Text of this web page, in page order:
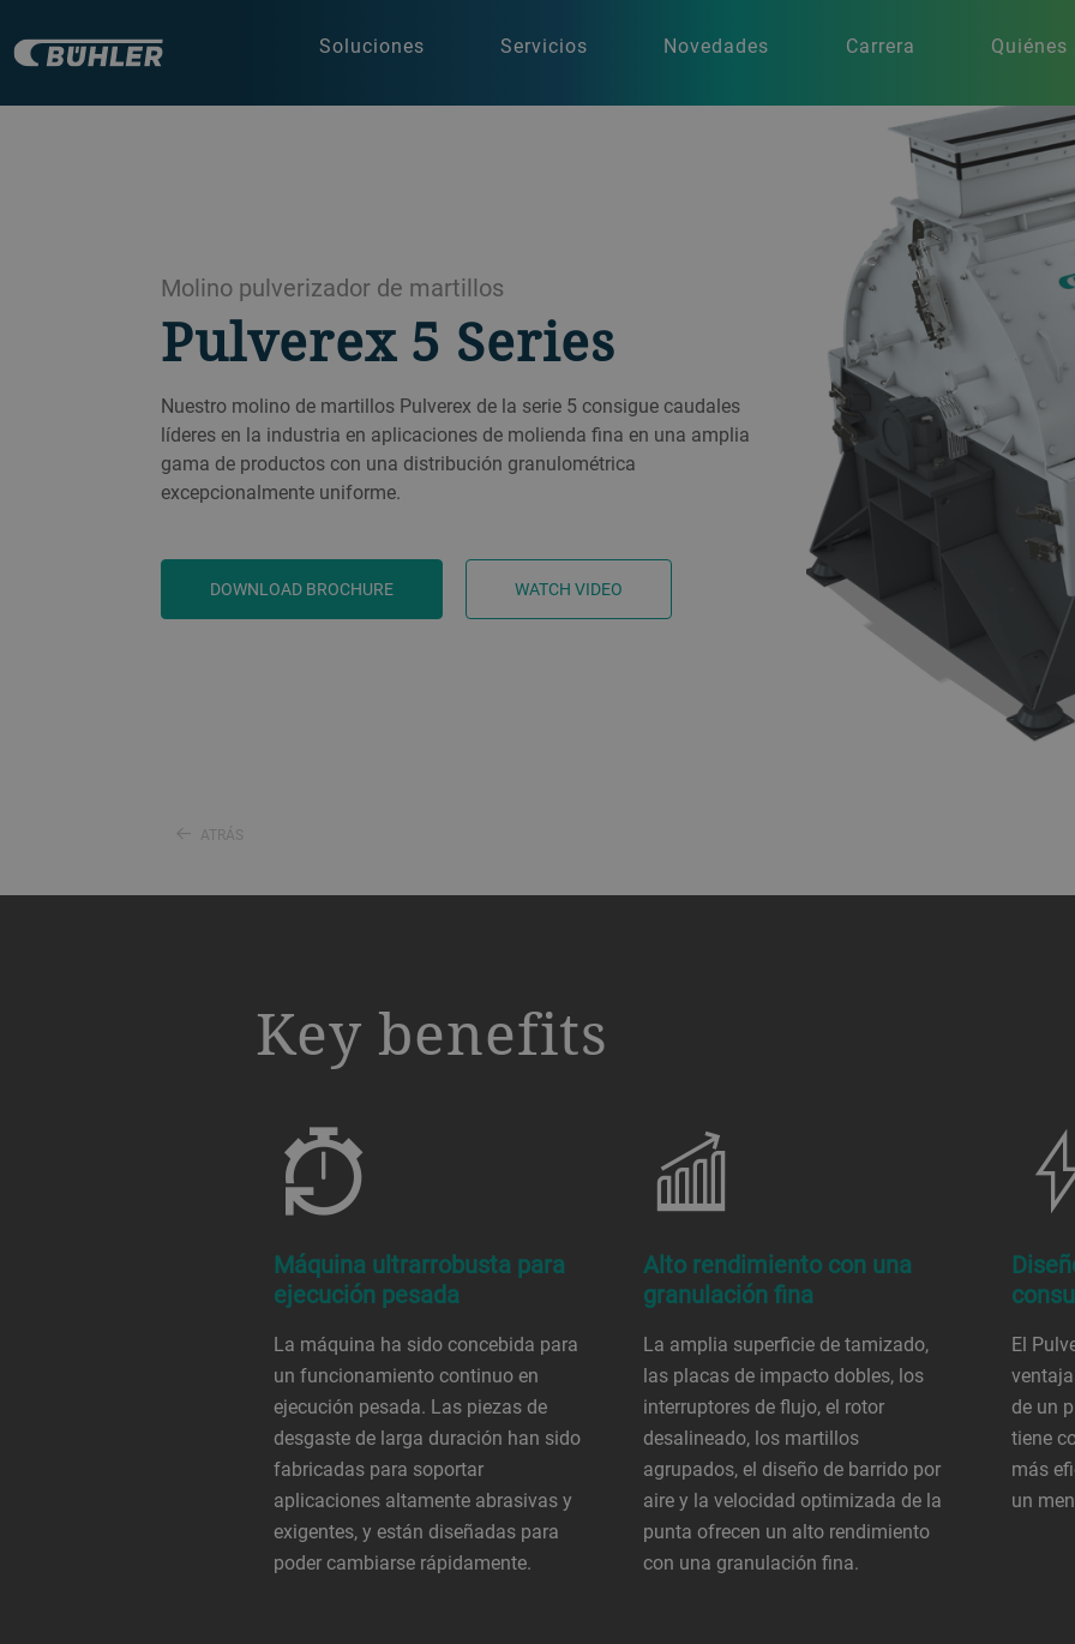
Soluciones Servicios Novedades Carrera
Molino pulverizador de martillos
Pulverex 5 Series
Nuestro molino de martillos Pulverex de la serie 5 consigue caudales
líderes en la industria en aplicaciones de molienda fina en una amplia
gama de productos con una distribución granulométrica
excepcionalmente uniforme.
DOWNLOAD BROCHURE WATCH VIDEO
ATRÁS
Key benefits
Máquina ultrarrobusta para
ejecución pesada
La máquina ha sido concebida para
un funcionamiento continuo en
ejecución pesada. Las piezas de
desgaste de larga duración han sido
fabricadas para soportar
aplicaciones altamente abrasivas y
exigentes, y están diseñadas para
poder cambiarse rápidamente.
Alto rendimiento con una
granulación fina
La amplia superficie de tamizado,
las placas de impacto dobles, los
interruptores de flujo, el rotor
desalineado, los martillos
agrupados, el diseño de barrido por
aire y la velocidad optimizada de la
punta ofrecen un alto rendimiento
con una granulación fina.
El
de un
tiene
más
un